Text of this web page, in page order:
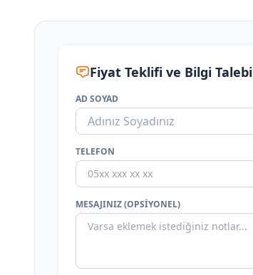
Fiyat Teklifi ve Bilgi Talebi
AD SOYAD
TELEFON
MESAJINIZ (OPSIYONEL)